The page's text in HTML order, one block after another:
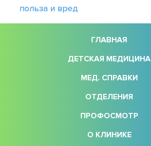
польза и вред
ГЛАВНАЯ
ДЕТСКАЯ МЕДИЦИНА
МЕД. СПРАВКИ
ОТДЕЛЕНИЯ
ПРОФОСМОТР
О КЛИНИКЕ